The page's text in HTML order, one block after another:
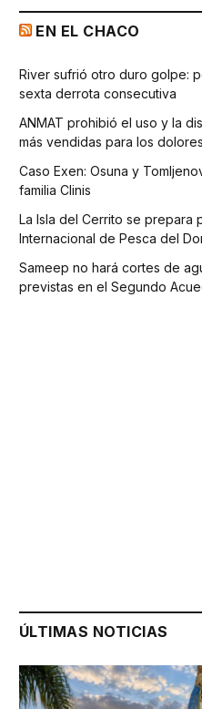
EN EL CHACO
River sufrió otro duro golpe:
sexta derrota consecutiva
ANMAT prohibió el uso y la
más vendidas para los
Caso Exen: Osuna y
familia Clinis
La Isla del Cerrito se prepara
Internacional de Pesca del
Sameep no hará cortes de
previstas en el Segundo
ÚLTIMAS NOTICIAS